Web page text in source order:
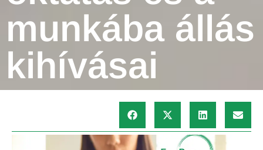
munkába állás
kihívásai